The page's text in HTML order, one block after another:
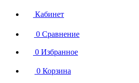
Кабинет
0 Сравнение
0 Избранное
0 Корзина